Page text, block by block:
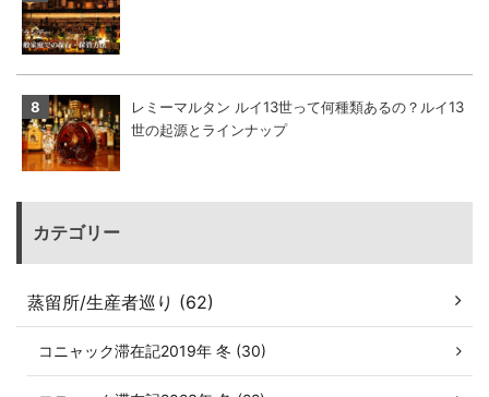
レミーマルタン ルイ13世って何種類あるの？ルイ13
世の起源とラインナップ
カテゴリー
蒸留所/生産者巡り (62)
コニャック滞在記2019年 冬 (30)